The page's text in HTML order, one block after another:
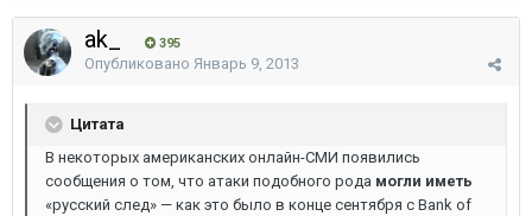
ak_ 395
Опубликовано Январь 9, 2013
Цитата
В некоторых американских онлайн-СМИ появились
сообщения о том, что атаки подобного рода могли иметь
«русский след» — как это было в конце сентября с Bank of